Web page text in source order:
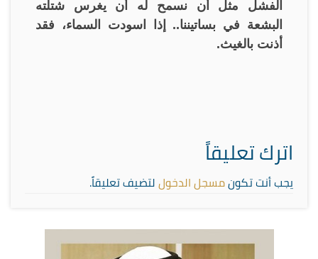
الفشل مثل أن نسمح له أن يغرس شتلته
البشعة في بساتيننا.. إذا اسودت السماء، فقد
أذنت بالغيث.
اترك تعليقاً
يجب أنت تكونمسجل الدخوللتضيف تعليقاً.